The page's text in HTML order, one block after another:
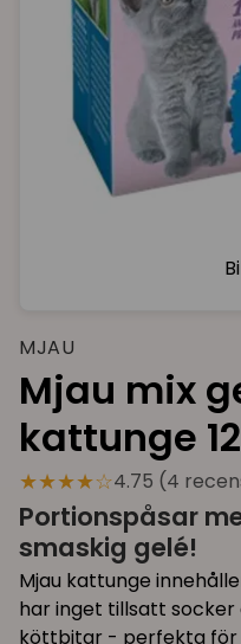
MJAU
Mjau mix
kattunge
★★★★☆4.75 (4
Portionspåsar
smaskig gelé!
Mjau kattunge
har inget tillsatt socker
köttbitar - perfekta för